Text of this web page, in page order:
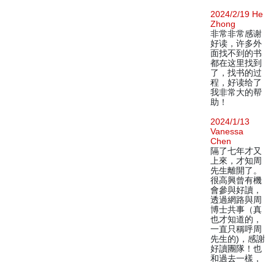
2024/2/19 He
Zhong
非常非常感谢
好读，许多外
面找不到的书
都在这里找到
了，找书的过
程，好读给了
我非常大的帮
助！
2024/1/13
Vanessa
Chen
隔了七年才又
上來，才知周
先生離開了。
很高興曾有機
會參與好讀，
透過網路與周
博士共事（真
也才知道的，
一直只稱呼周
先生的)，感謝
好讀團隊！也
和過去一樣，